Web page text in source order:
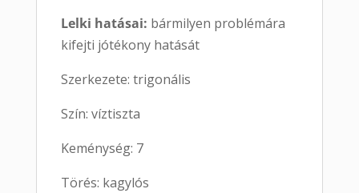
Lelki hatásai: bármilyen problémára
kifejti jótékony hatását
Szerkezete: trigonális
Szín: víztiszta
Keménység: 7
Törés: kagylós